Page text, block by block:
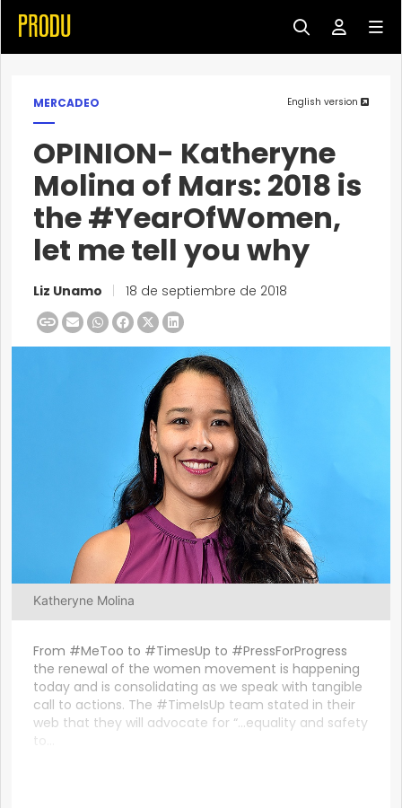
MERCADEO English version
OPINION- Katheryne
Molina of Mars: 2018 is
the #YearOfWomen,
let me tell you why
Liz Unamo 18 de septiembre de 2018
Katheryne Molina
From #MeToo to #TimesUp to #PressForProgress
the renewal of the women movement is happening
today and is consolidating as we speak with tangible
call to actions. The #TimeIsUp team stated in their
web that they will advocate for “…equality and safety
to...